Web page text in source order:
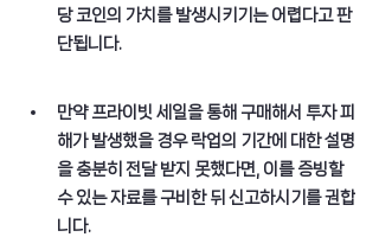
당 코인의 가치를 발생시키기는 어렵다고 판
단됩니다.
만약 프라이빗 세일을 통해 구매해서 투자 피
해가 발생했을 경우 락업의 기간에 대한 설명
을 충분히 전달 받지 못했다면, 이를 증빙할
수 있는 자료를 구비한 뒤 신고하시기를 권합
니다.